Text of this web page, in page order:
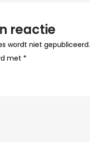
reactie
wordt niet gepubliceerd.
met *